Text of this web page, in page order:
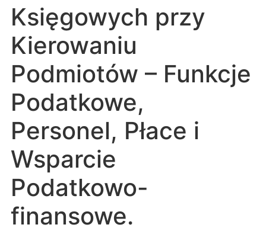
Księgowych przy
Kierowaniu
Podmiotów – Funkcje
Podatkowe,
Personel, Płace i
Wsparcie
Podatkowo-
finansowe.